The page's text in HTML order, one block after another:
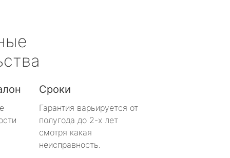
Сроки
Гарантия варьируется от
полугода до 2-х лет
смотря какая
неисправность.